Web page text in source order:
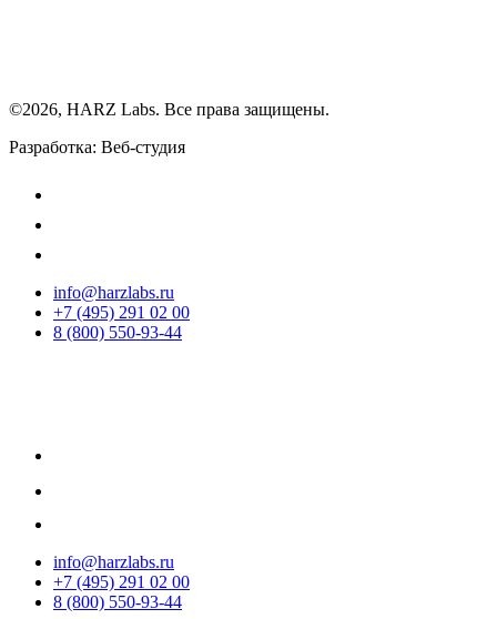
©2026, HARZ Labs. Все права защищены.
Разработка: Веб-студия
info@harzlabs.ru
+7 (495) 291 02 00
8 (800) 550-93-44
info@harzlabs.ru
+7 (495) 291 02 00
8 (800) 550-93-44